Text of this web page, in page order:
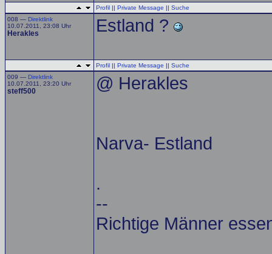
Profil || Private Message || Suche
008 — Direktlink
10.07.2011, 23:08 Uhr
Herakles Estland ?
Profil || Private Message || Suche
009 — Direktlink
10.07.2011, 23:20 Uhr
steff500 @ Herakles
Narva- Estland
.
--
Richtige Männer